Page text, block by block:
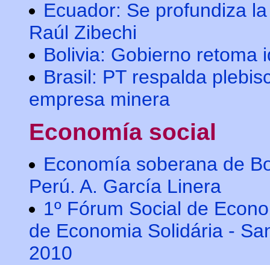
Ecuador: Se profundiza
Raúl Zibechi
Bolivia: Gobierno retoma
Brasil: PT respalda
empresa minera
Economía social
Economía soberana de
Perú. A. García Linera
1º Fórum Social de
de Economia Solidária -
2010